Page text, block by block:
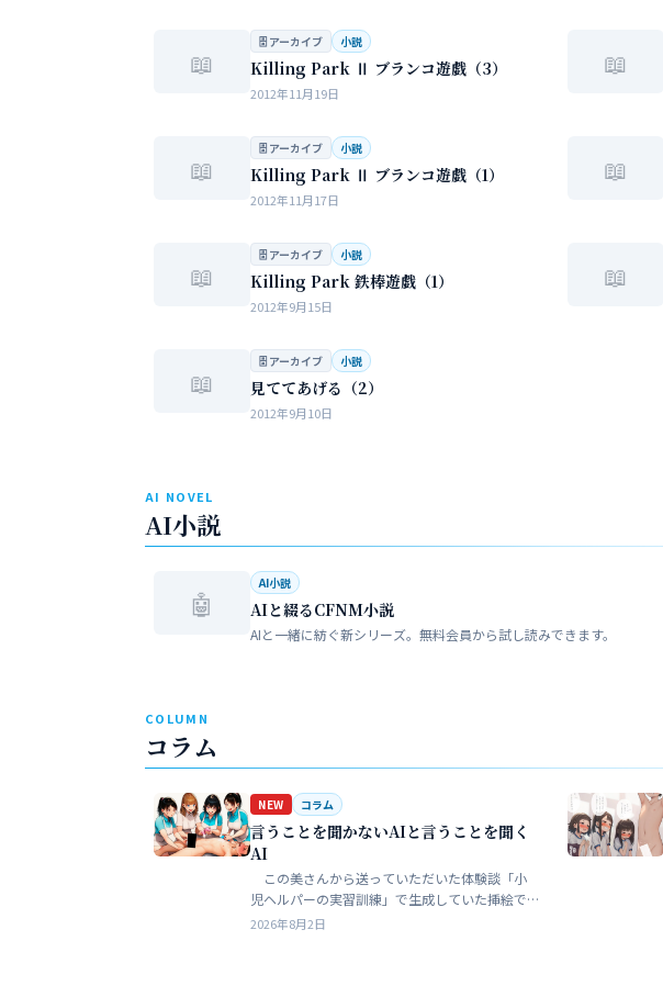
女性の間でまかり通っている常識。。。…
📖
🗄 アーカイブ 小説
Killing Park Ⅱ ブランコ遊戯（3）
2012年11月19日
📖
📖
🗄 アーカイブ 小説
Killing Park Ⅱ ブランコ遊戯（1）
2012年11月17日
📖
📖
🗄 アーカイブ 小説
Killing Park 鉄棒遊戯（1）
2012年9月15日
📖
📖
🗄 アーカイブ 小説
見ててあげる（2）
2012年9月10日
AI NOVEL
AI小説
🤖
AI小説
AIと綴るCFNM小説
AIと一緒に紡ぐ新シリーズ。無料会員から試し読みできます。
COLUMN
コラム
NEW コラム
言うことを聞かないAIと言うことを聞く
AI
この美さんから送っていただいた体験談「小
児ヘルパーの実習訓練」で生成していた挿絵で
ある。AIというのは、どうしても細部が苦手でト
2026年8月2日